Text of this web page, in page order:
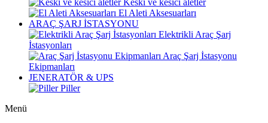
Keski ve kesici aletler
El Aleti Aksesuarları
ARAÇ ŞARJ İSTASYONU
Elektrikli Araç Şarj
İstasyonları
Araç Şarj İstasyonu
Ekipmanları
JENERATÖR & UPS
Piller
Menü